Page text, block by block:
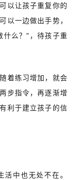
以让孩子重复你的
以一边做出手势，
么？”，待孩子重
着练习增加，就会
步指令，再逐渐增
利于建立孩子的信
中也无处不在。